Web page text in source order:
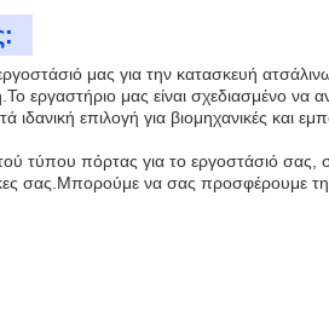
μας για την κατασκευή
εργαστήριο μας είναι σχεδιασμένο να
ιδανική επιλογή για βιομηχανικές και
τύπου πόρτας για το εργοστάσιό
σας.Μπορούμε να σας προσφέρουμε